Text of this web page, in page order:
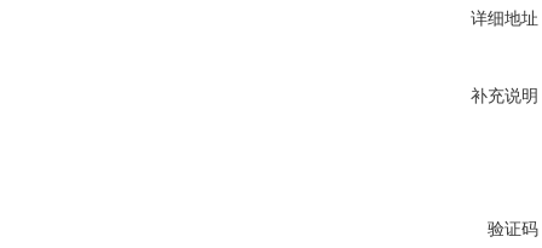
详细地址
补充说明
验证码